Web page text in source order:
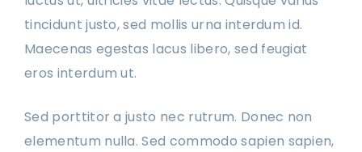
tincidunt justo, sed mollis urna interdum id.
Maecenas egestas lacus libero, sed feugiat
eros interdum ut.
Sed porttitor a justo nec rutrum. Donec non
elementum nulla. Sed commodo sapien sapien,